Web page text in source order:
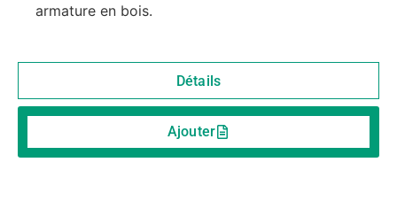
armature en bois.
Détails
Ajouter